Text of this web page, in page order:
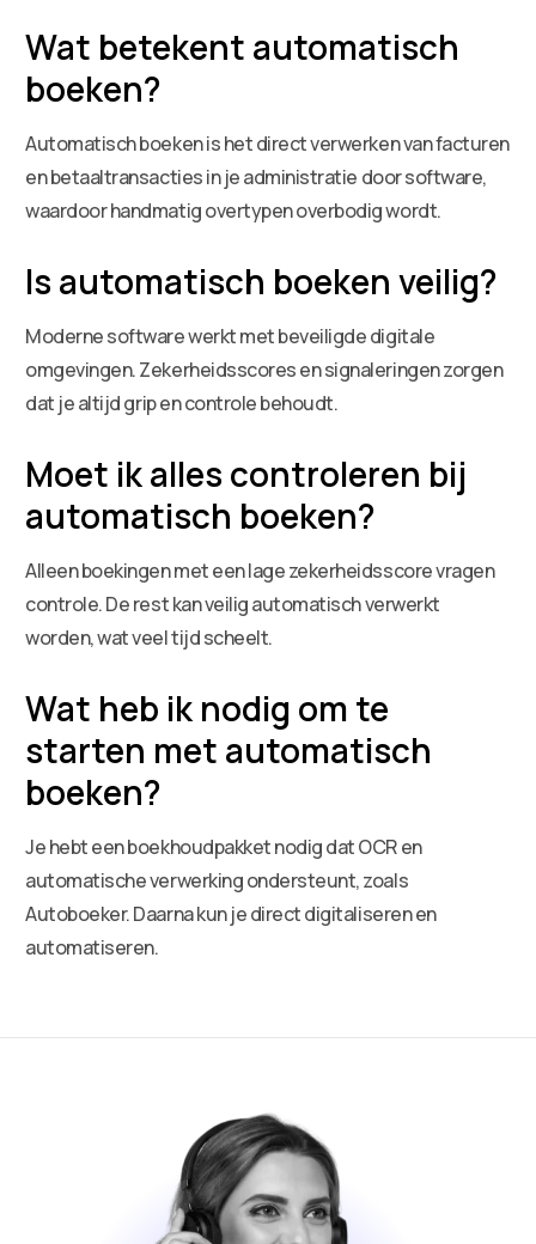
Wat betekent automatisch
boeken?
Automatisch boeken is het direct verwerken van facturen
en betaaltransacties in je administratie door software,
waardoor handmatig overtypen overbodig wordt.
Is automatisch boeken veilig?
Moderne software werkt met beveiligde digitale
omgevingen. Zekerheidsscores en signaleringen zorgen
dat je altijd grip en controle behoudt.
Moet ik alles controleren bij
automatisch boeken?
Alleen boekingen met een lage zekerheidsscore vragen
controle. De rest kan veilig automatisch verwerkt
worden, wat veel tijd scheelt.
Wat heb ik nodig om te
starten met automatisch
boeken?
Je hebt een boekhoudpakket nodig dat OCR en
automatische verwerking ondersteunt, zoals
Autoboeker. Daarna kun je direct digitaliseren en
automatiseren.